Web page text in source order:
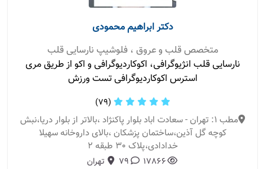
دکتر ابراهیم محمودی
متخصص قلب و عروق ، فلوشیپ نارسایی قلب
نارسایی قلب انژیوگرافی، اکوکاردیوگرافی و اکو از طریق مری
استرس اکوکاردیوگرافی تست ورزش
(79)
مطب 1: تهران - سعادت اباد بلوار پاکنژاد ،بالاتر از بلوار دریا،نبش
کوچه گل آذین،ساختمان پزشکان ،بالای داروخانه سهیلا
خدادادی،پلاک 30 طبقه 2
17866
79 تهران